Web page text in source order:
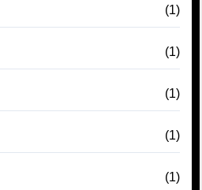
(1)
(1)
(1)
(1)
(1)